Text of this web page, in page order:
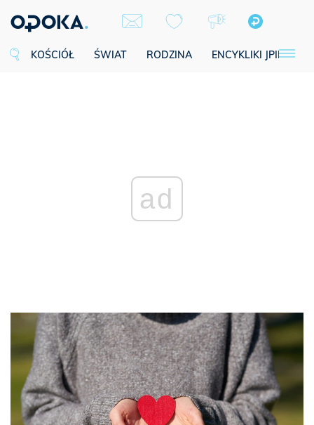
KOŚCIÓŁ ŚWIAT RODZINA ENCYKLIKI JPII
ad